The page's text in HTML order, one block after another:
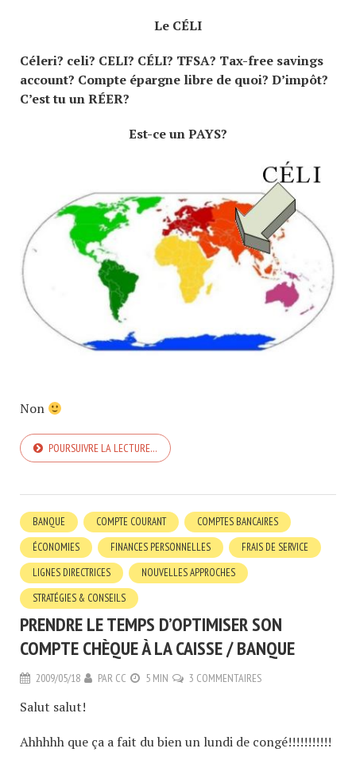
Le CÉLI
Céleri? celi? CELI? CÉLI? TFSA? Tax-free savings
account? Compte épargne libre de quoi? D’impôt?
C’est tu un RÉER?
Est-ce un PAYS?
Non
POURSUIVRE LA LECTURE…
BANQUE COMPTE COURANT
COMPTES BANCAIRES
ÉCONOMIES
FINANCES PERSONNELLES
FRAIS DE SERVICE
LIGNES DIRECTRICES
NOUVELLES APPROCHES
STRATÉGIES & CONSEILS
PRENDRE LE TEMPS D’OPTIMISER SON
COMPTE CHÈQUE À LA CAISSE / BANQUE
2009/05/18 PAR CC 5 MIN 3 COMMENTAIRES
Salut salut!
Ahhhhh que ça a fait du bien un lundi de congé!!!!!!!!!!!